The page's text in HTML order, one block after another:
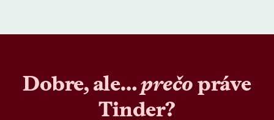
Dobre, ale…prečopráve
Tinder?